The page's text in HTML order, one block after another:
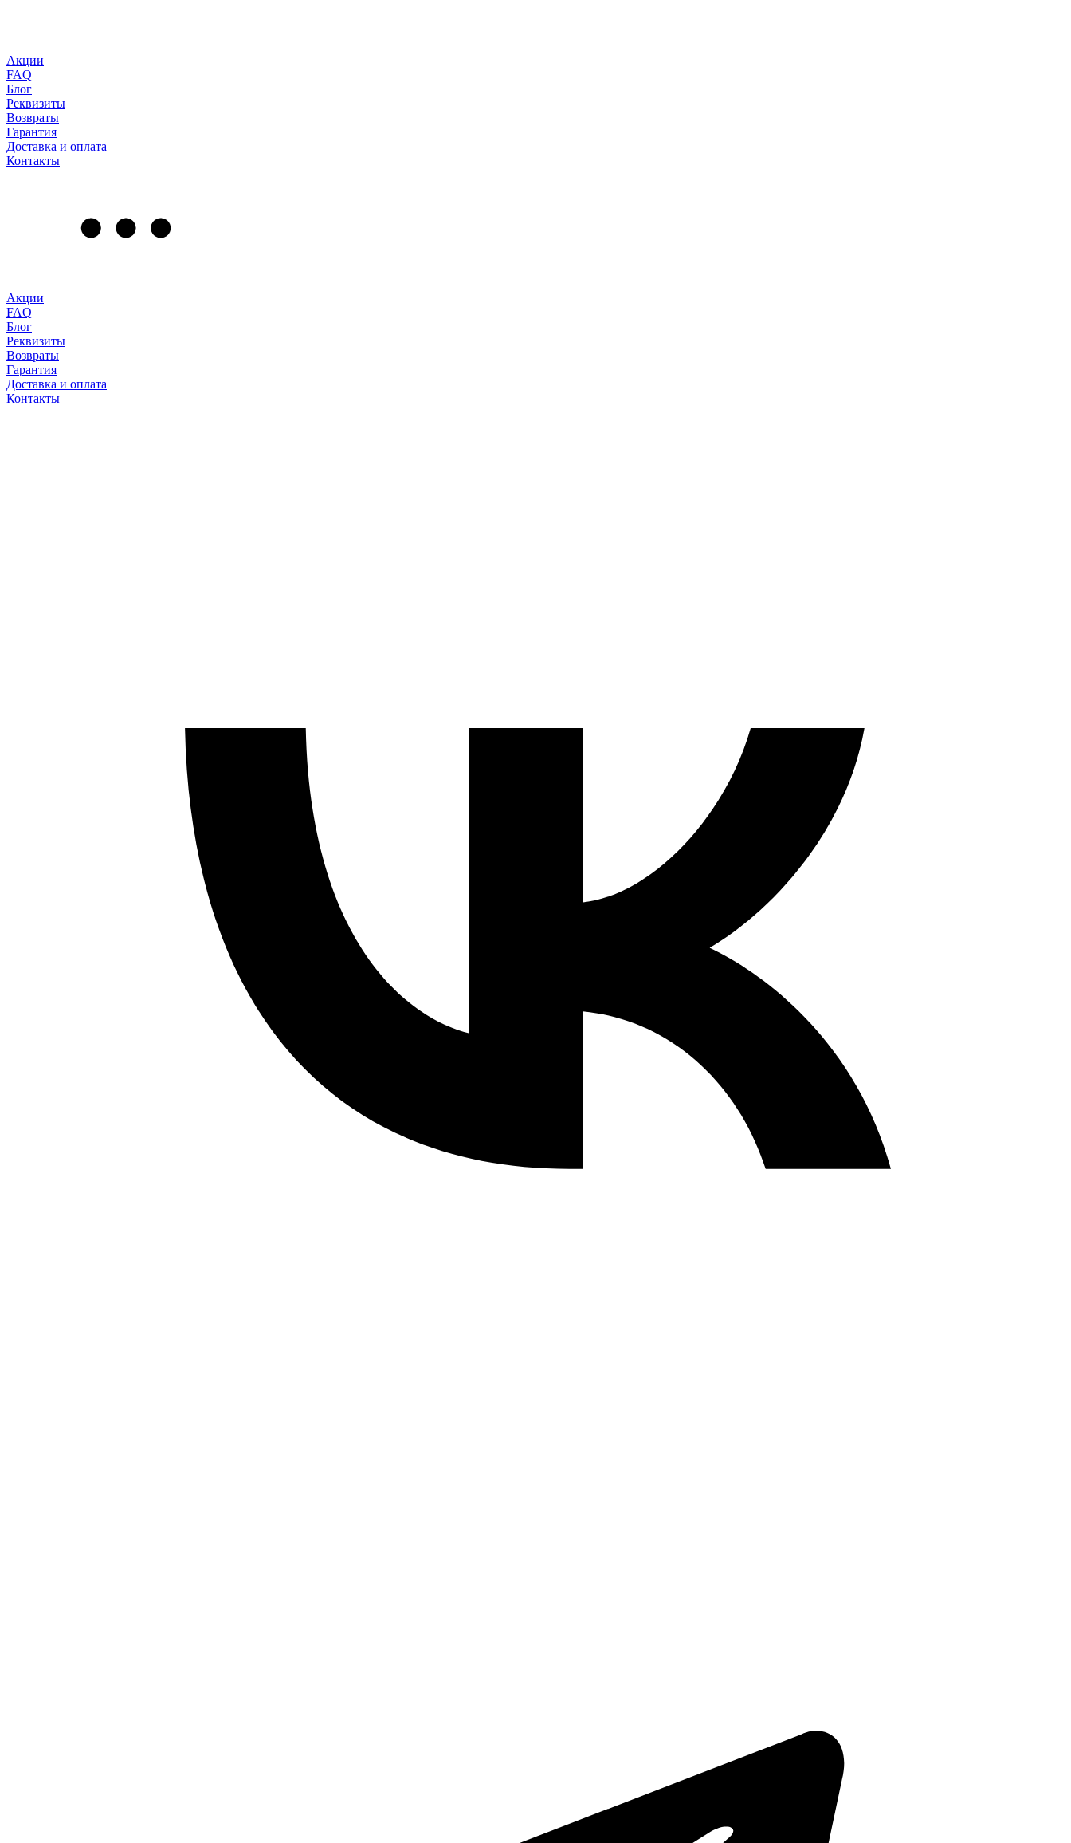
Акции
FAQ
Блог
Реквизиты
Возвраты
Гарантия
Доставка и оплата
Контакты
Акции
FAQ
Блог
Реквизиты
Возвраты
Гарантия
Доставка и оплата
Контакты